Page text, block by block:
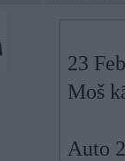
23
Moš
Auto